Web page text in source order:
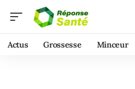
Actus Grossesse Minceur